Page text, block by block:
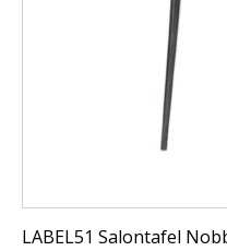
LABEL51 Salontafel